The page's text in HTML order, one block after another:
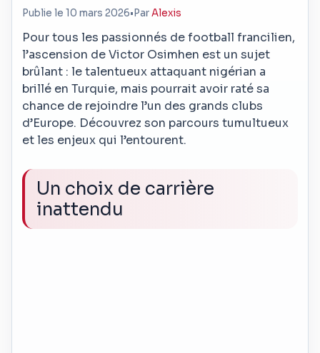
Publie le 10 mars 2026• ParAlexis
Pour tous les passionnés de football francilien,
l’ascension de Victor Osimhen est un sujet
brûlant : le talentueux attaquant nigérian a
brillé en Turquie, mais pourrait avoir raté sa
chance de rejoindre l’un des grands clubs
d’Europe. Découvrez son parcours tumultueux
et les enjeux qui l’entourent.
Un choix de carrière
inattendu